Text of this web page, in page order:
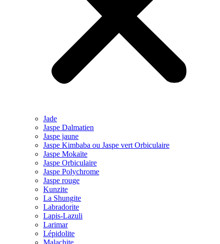
Jade
Jaspe Dalmatien
Jaspe jaune
Jaspe Kimbaba ou Jaspe vert Orbiculaire
Jaspe Mokaïte
Jaspe Orbiculaire
Jaspe Polychrome
Jaspe rouge
Kunzite
La Shungite
Labradorite
Lapis-Lazuli
Larimar
Lépidolite
Malachite